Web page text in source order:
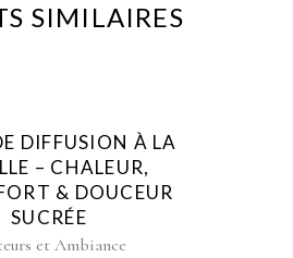
SIMILAIRES
DIFFUSION À LA
– CHALEUR,
& DOUCEUR
SUCRÉE
et Ambiance